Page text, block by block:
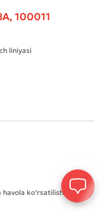
100011
liniyasi
ko‘rsatilishi shart.